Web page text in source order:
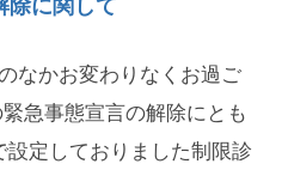
に関して
なかお変わりなくお過ご
急事態宣言の解除にとも
定しておりました制限診